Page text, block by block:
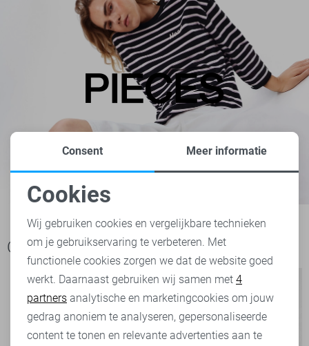
Ook het bekijken waard
Noodzakelijke cookies
Personalisatie cookies
Analytische cookies
Marketing cookies
Consent Meer informatie
Cookies
Wij gebruiken cookies en vergelijkbare technieken
om je gebruikservaring te verbeteren. Met
functionele cookies zorgen we dat de website goed
werkt. Daarnaast gebruiken wij samen met 4
partners analytische en marketingcookies om jouw
gedrag anoniem te analyseren, gepersonaliseerde
content te tonen en relevante advertenties aan te